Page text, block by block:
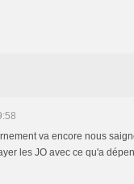
va encore nous
les JO avec ce qu'a